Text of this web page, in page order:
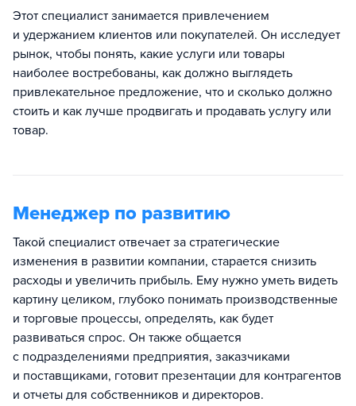
Этот специалист занимается привлечением
и удержанием клиентов или покупателей. Он исследует
рынок, чтобы понять, какие услуги или товары
наиболее востребованы, как должно выглядеть
привлекательное предложение, что и сколько должно
стоить и как лучше продвигать и продавать услугу или
товар.
Менеджер по развитию
Такой специалист отвечает за стратегические
изменения в развитии компании, старается снизить
расходы и увеличить прибыль. Ему нужно уметь видеть
картину целиком, глубоко понимать производственные
и торговые процессы, определять, как будет
развиваться спрос. Он также общается
с подразделениями предприятия, заказчиками
и поставщиками, готовит презентации для контрагентов
и отчеты для собственников и директоров.